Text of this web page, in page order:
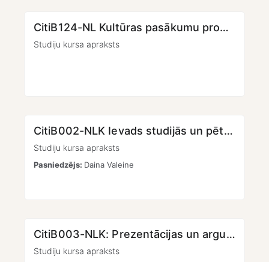
CitiB124-NL Kultūras pasākumu producēšana (1. daļa)
Studiju kursa apraksts
CitiB002-NLK Ievads studijās un pētniecībā [KMPO]
Studiju kursa apraksts
Pasniedzējs: Daina Valeine
CitiB003-NLK: Prezentācijas un argumentācijas māksla [KMPO]
Studiju kursa apraksts